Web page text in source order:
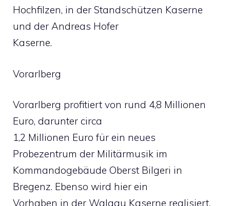
Hochfilzen, in der Standschützen Kaserne
und der Andreas Hofer
Kaserne.
Vorarlberg
Vorarlberg profitiert von rund 4,8 Millionen
Euro, darunter circa
1,2 Millionen Euro für ein neues
Probezentrum der Militärmusik im
Kommandogebäude Oberst Bilgeri in
Bregenz. Ebenso wird hier ein
Vorhaben in der Walgau Kaserne realisiert.